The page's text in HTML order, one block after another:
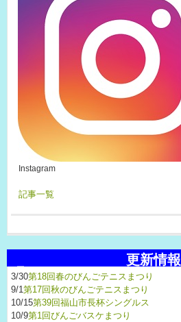
Instagram
記事一覧
更新情報
3/30第18回春のびんごテニスまつり
9/1第17回秋のびんごテニスまつり
10/15第39回福山市長杯シングルス
10/9第1回びんごバスケまつり